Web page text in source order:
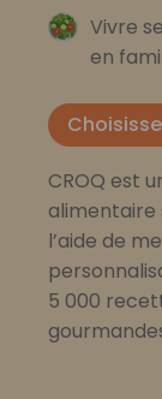
Vivre
en
CROQ est
alimentaire
l’aide de
5 000